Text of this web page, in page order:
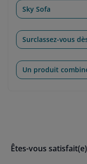
Sky Sofa
Surclassez-vous
Un produit
Êtes-vous